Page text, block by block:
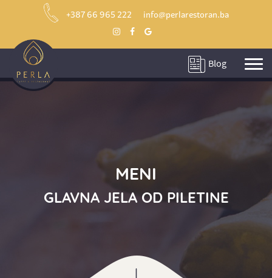
+387 66 965 222 info@perlarestoran.ba
Blog
MENI
GLAVNA JELA OD PILETINE